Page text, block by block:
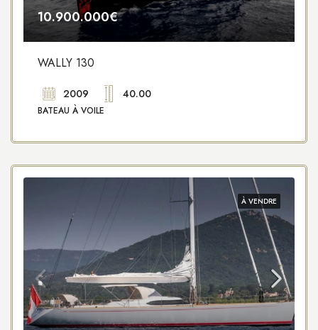
10.900.000€
WALLY 130
2009 40.00
BATEAU À VOILE
À VENDRE